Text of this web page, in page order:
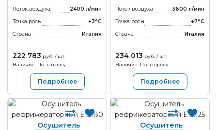
Поток воздуха
2400 л/мин
Точка росы
+3°С
Страна
Италия
222 783 руб. / шт.
Наличие: По запросу
Подробнее
Поток воздуха
3600 л/мин
Точка росы
+7°С
Страна
Италия
234 013 руб. / шт.
Наличие: По запросу
Подробнее
Осушитель
Осушитель